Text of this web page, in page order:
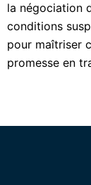
la négociation
conditions
pour maîtriser
promesse en